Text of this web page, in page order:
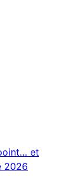
et
2026